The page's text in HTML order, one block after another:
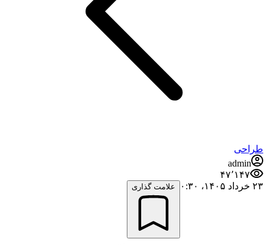
طراحی
admin
۴۷٬۱۴۷
۲۳ خرداد ۱۴۰۵،‏ ۰:۳۰
علامت گذاری